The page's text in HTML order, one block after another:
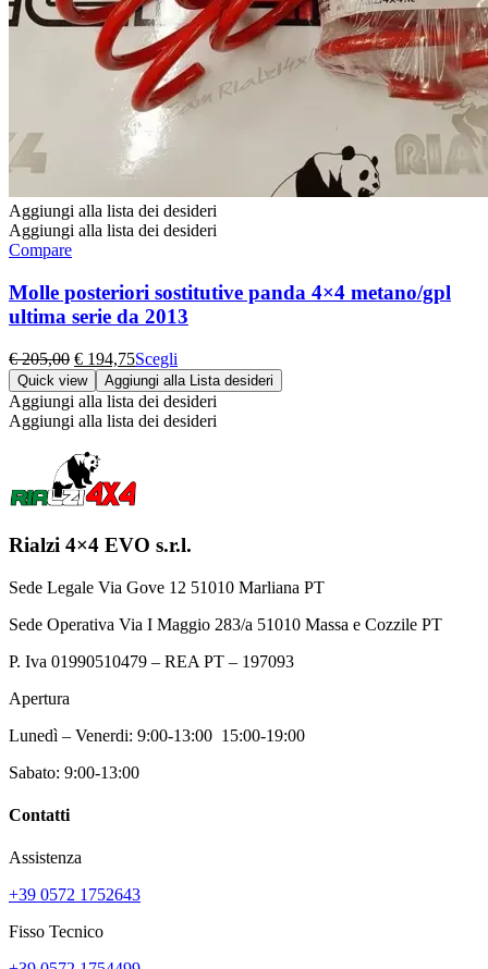
Aggiungi alla lista dei desideri
Aggiungi alla lista dei desideri
Compare
Molle posteriori sostitutive panda 4×4 metano/gpl
ultima serie da 2013
€205,00 Il
prezzo
originale
era:
€ 194,75Il
prezzo
attuale
è:
Scegli
prodotto
ha
più
scelte
nella
del
Quick view Aggiungi alla Lista desideri
Aggiungi alla lista dei desideri
Aggiungi alla lista dei desideri
Rialzi 4×4 EVO s.r.l.
Sede Legale Via Gove 12 51010 Marliana PT
Sede Operativa Via I Maggio 283/a 51010 Massa e Cozzile PT
P. Iva 01990510479 – REA PT – 197093
Apertura
Lunedì – Venerdi: 9:00-13:00 15:00-19:00
Sabato: 9:00-13:00
Contatti
Assistenza
+39 0572 1752643
Fisso Tecnico